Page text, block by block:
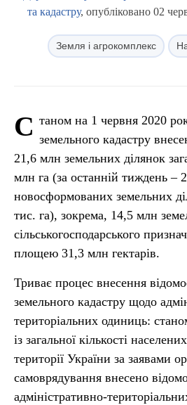
та кадастру, опубліковано 02
Земля і агрокомплекс
С таном на 1 червня 2020
земельного кадастру
21,6 млн земельних ділянок
млн га (за останній тиждень –
новосформованих земельних
тис. га), зокрема, 14,5 млн
сільськогосподарського
площею 31,3 млн гектарів.
Триває процес внесення
земельного кадастру щодо
територіальних одиниць:
із загальної кількості
території України за заявами
самоврядування внесено
адміністративно-